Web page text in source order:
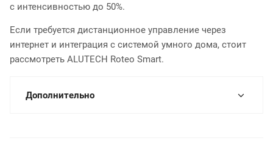
с интенсивностью до 50%.
Если требуется дистанционное управление через
интернет и интеграция с системой умного дома, стоит
рассмотреть ALUTECH Roteo Smart.
Дополнительно